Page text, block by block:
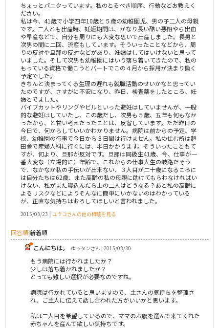
ちょっとパニクっています。私のとるべき順序、行動などお教えく
ださい。
私は今、41歳で小学四年10歳と５歳の幼稚園児、男の子二人の母親
です。二人とも出産時、妊娠期間は、かなり長い酷い悪阻やら出血
や早産などで、自分も周りにも大変な思いで出産しました。長男と
次男の間に二回、流産もしています。そういったことなどから、周
りの反対や旦那の反対などがあり、妊娠はしてはいけないと思って
いました。そして次男も幼稚園にはいり落ち着いてきたので、私の
もっている資格で働こうとパートでこの４月から採用が決まり働く
予定でした。
きちんと決まってくる生理の遅れも就職活動のせいかなと思ってい
たのですが、さすがに不安になり、昨日、検査薬をしたところ、妊
娠とでました。
パイプカットやリングやビルといった避妊はしていませんが、一般
的な避妊はしていたし、この歳だし、次男も５歳、五年も何もなか
ったから、と甘い考えだったことは、反省しています。ただ昨日の
今日で、何からしていいかわかりません。病院は前からの予定、学
校、幼稚園の行事で今日から３日間は行けません。私の住む所は超
田舎で産婦人科に行くには、半日かかります。そういったこともて
すが、何より、旦那が反対です。旦那は同級生41歳、今、仕事が一
番大変な（立場的に）年齢で、これからの仕事人生の岐路だそう
で、なかなか私の手伝いが出来ない、３人目が二十歳になるころに
は自分たちは62歳、また高齢の私の母親に助けてもらわなければい
けない、私がまた寝込んだら上の二人はどうなる？あと私の高齢に
よるリスクなどによりそんなに簡単にいかないのはわかっている
が、正直な気持ちはおろしてほしいと言われました。
2015/03/23 | ユウコさんの他の相談を見る
回答順|新着順
こんにちは。
ゆぅタンさん | 2015/03/30
もう病院には行かれましたか？
少しは落ち着かれましたか？
とっても難しい選択が必要なのですね。
病院は行かれていると思いますので、主さんの気持ちを整理さ
れ、ご主人に伝えて話し合われた方がいいかと思います。
私は二人目を希望しているので、ママのお腹を選んで来てくれた
赤ちゃんを産んで欲しい気持ちです。